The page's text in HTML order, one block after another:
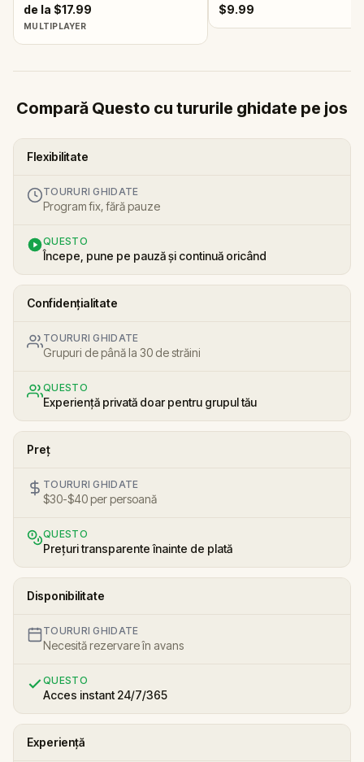
de la $17.99
MULTIPLAYER
$9.99
Compară Questo cu tururile ghidate pe jos
Flexibilitate
TOURURI GHIDATE
Program fix, fără pauze
QUESTO
Începe, pune pe pauză și continuă oricând
Confidențialitate
TOURURI GHIDATE
Grupuri de până la 30 de străini
QUESTO
Experiență privată doar pentru grupul tău
Preț
TOURURI GHIDATE
$30-$40 per persoană
QUESTO
Prețuri transparente înainte de plată
Disponibilitate
TOURURI GHIDATE
Necesită rezervare în avans
QUESTO
Acces instant 24/7/365
Experiență